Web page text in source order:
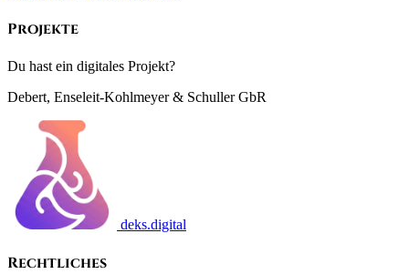
Projekte
Du hast ein digitales Projekt?
Debert, Enseleit-Kohlmeyer & Schuller GbR
deks.digital
Rechtliches